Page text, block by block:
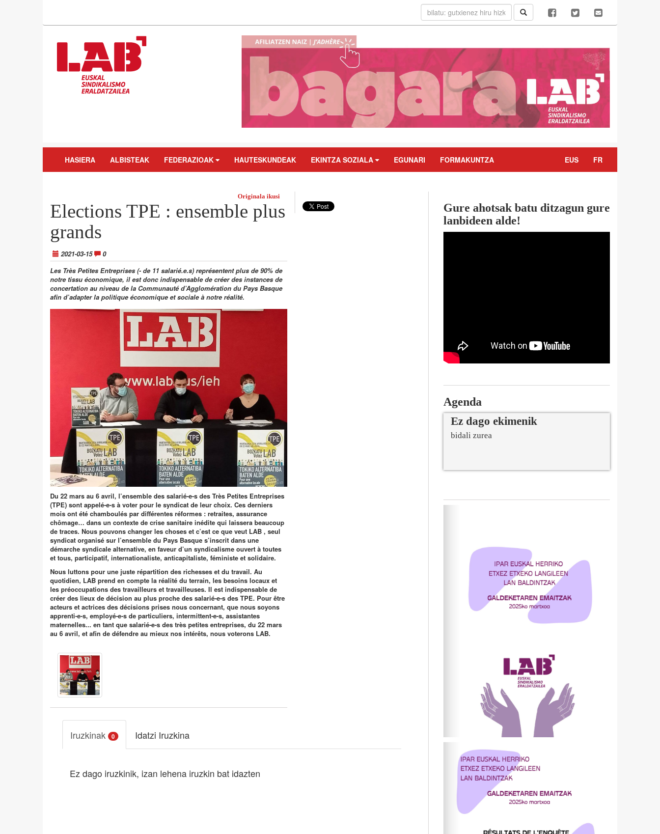
HASIERA ALBISTEAK FEDERAZIOAK HAUTESKUNDEAK EKINTZA SOZIALA EGUNARI FORMAKUNTZA EUS FR
Originala ikusi
Elections TPE : ensemble plus
grands
2021-03-15
0
Les Très Petites Entreprises (- de 11 salarié.e.s) représentent plus de 90% de
notre tissu économique, il est donc indispensable de créer des instances de
concertation au niveau de la Communauté d’Agglomération du Pays Basque
afin d’adapter la politique économique et sociale à notre réalité.
Du 22 mars au 6 avril, l’ensemble des salarié-e-s des Très Petites Entreprises
(TPE) sont appelé-e-s à voter pour le syndicat de leur choix. Ces derniers
mois ont été chamboulés par différentes réformes : retraites, assurance
chômage… dans un contexte de crise sanitaire inédite qui laissera beaucoup
de traces. Nous pouvons changer les choses et c’est ce que veut LAB , seul
syndicat organisé sur l’ensemble du Pays Basque s’inscrit dans une
démarche syndicale alternative, en faveur d’un syndicalisme ouvert à toutes
et tous, participatif, internationaliste, anticapitaliste, féministe et solidaire.
Nous luttons pour une juste répartition des richesses et du travail. Au
quotidien, LAB prend en compte la réalité du terrain, les besoins locaux et
les préoccupations des travailleurs et travailleuses. Il est indispensable de
créer des lieux de décision au plus proche des salarié-e-s des TPE. Pour être
acteurs et actrices des décisions prises nous concernant, que nous soyons
apprenti-e-s, employé-e-s de particuliers, intermittent-e-s, assistantes
maternelles... en tant que salarié-e-s des très petites entreprises, du 22 mars
au 6 avril, et afin de défendre au mieux nos intérêts, nous voterons LAB.
Iruzkinak 0 Idatzi Iruzkina
Ez dago iruzkinik, izan lehena iruzkin bat idazten
Gure ahotsak batu ditzagun gure
lanbideen alde!
Agenda
Ez dago ekimenik
bidali zurea